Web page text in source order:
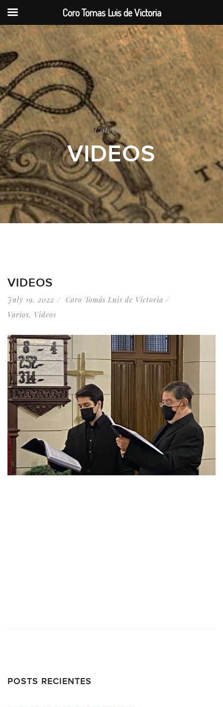
Category
VIDEOS
VIDEOS
July 19, 2022
Coro Tomás Luis de Victoria
Varios, Videos
POSTS RECIENTES
Coro Tomas Luis de Victoria